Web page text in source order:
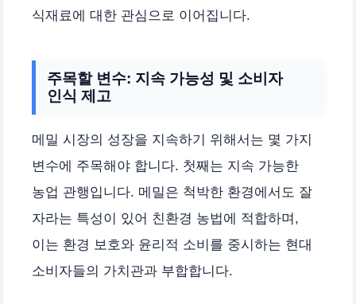
식재료에 대한 관심으로 이어집니다.
주목할 변수: 지속 가능성 및 소비자
인식 제고
메밀 시장의 성장을 지속하기 위해서는 몇 가지
변수에 주목해야 합니다. 첫째는 지속 가능한
농업 관행입니다. 메밀은 척박한 환경에서도 잘
자라는 특성이 있어 친환경 농법에 적합하며,
이는 환경 보호와 윤리적 소비를 중시하는 현대
소비자들의 가치관과 부합합니다.